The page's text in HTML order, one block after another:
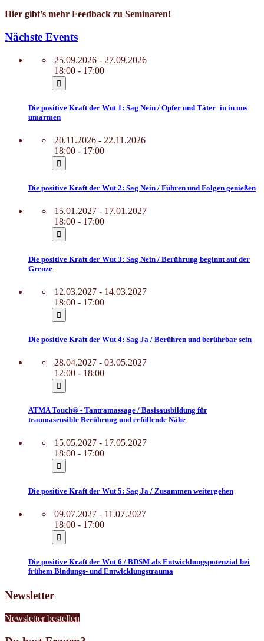
Hier gibt’s mehr Feedback zu Seminaren!
Nächste Events
25.09.2026 - 27.09.2026
18:00 - 17:00
Die positive Kraft der Wut 1: Sag Nein / Opfer und Täter_in in uns
umarmen
20.11.2026 - 22.11.2026
18:00 - 17:00
Die positive Kraft der Wut 2: Sag Nein / Führen und Folgen genießen
15.01.2027 - 17.01.2027
18:00 - 17:00
Die positive Kraft der Wut 3: Sag Nein / Berührung beginnt auf der
Grenze
12.03.2027 - 14.03.2027
18:00 - 17:00
Die positive Kraft der Wut 4: Sag Ja / Berühren und berührbar sein
28.04.2027 - 03.05.2027
12:00 - 18:00
ATMA Touch® - Tantramassage / Basisausbildung für
traumasensible Berührung und erfüllende Nähe
15.05.2027 - 17.05.2027
18:00 - 17:00
Die positive Kraft der Wut 5: Sag Ja / Zusammen weitergehen
09.07.2027 - 11.07.2027
18:00 - 17:00
Die positive Kraft der Wut 6 / BDSM als Entwicklungspotenzial bei
frühem Bindungs- und Entwicklungstrauma
Newsletter
Newsletter bestellen